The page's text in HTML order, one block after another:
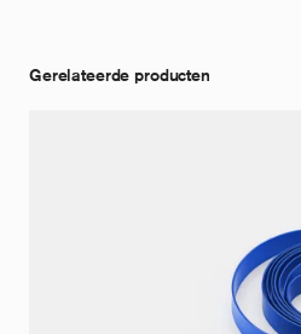
Gerelateerde producten